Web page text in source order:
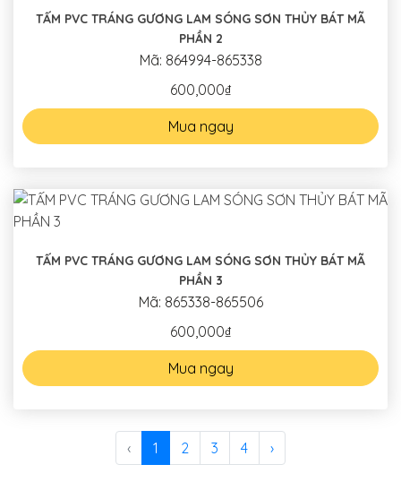
TẤM PVC TRÁNG GƯƠNG LAM SÓNG SƠN THỦY BÁT MÃ
PHẦN 2
Mã: 864994-865338
600,000₫
Mua ngay
TẤM PVC TRÁNG GƯƠNG LAM SÓNG SƠN THỦY BÁT MÃ
PHẦN 3
Mã: 865338-865506
600,000₫
Mua ngay
‹ 1 2 3 4 ›